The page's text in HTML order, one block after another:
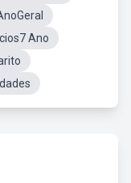
Ano